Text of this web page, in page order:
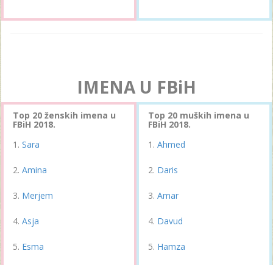
IMENA U FBiH
Top 20 ženskih imena u
FBiH 2018.
Sara
Amina
Merjem
Asja
Esma
Top 20 muških imena u
FBiH 2018.
Ahmed
Daris
Amar
Davud
Hamza